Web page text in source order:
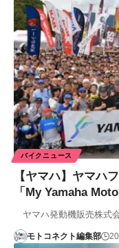
バイクニュース
【ヤマハ】ヤマハ
「My Yamaha
ヤマハ発動機販売株式
モトコネクト編集部